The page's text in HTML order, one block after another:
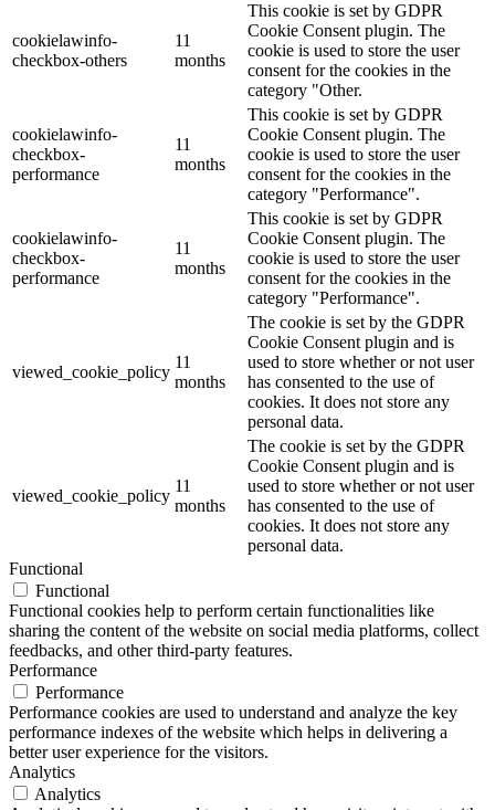
cookielawinfo-
checkbox-others
11
months
This cookie is set by GDPR
Cookie Consent plugin. The
cookie is used to store the user
consent for the cookies in the
category "Other.
cookielawinfo-
checkbox-
performance
11
months
This cookie is set by GDPR
Cookie Consent plugin. The
cookie is used to store the user
consent for the cookies in the
category "Performance".
cookielawinfo-
checkbox-
performance
11
months
This cookie is set by GDPR
Cookie Consent plugin. The
cookie is used to store the user
consent for the cookies in the
category "Performance".
viewed_cookie_policy
11
months
The cookie is set by the GDPR
Cookie Consent plugin and is
used to store whether or not user
has consented to the use of
cookies. It does not store any
personal data.
viewed_cookie_policy
11
months
The cookie is set by the GDPR
Cookie Consent plugin and is
used to store whether or not user
has consented to the use of
cookies. It does not store any
personal data.
Functional
Functional
Functional cookies help to perform certain functionalities like
sharing the content of the website on social media platforms, collect
feedbacks, and other third-party features.
Performance
Performance
Performance cookies are used to understand and analyze the key
performance indexes of the website which helps in delivering a
better user experience for the visitors.
Analytics
Analytics